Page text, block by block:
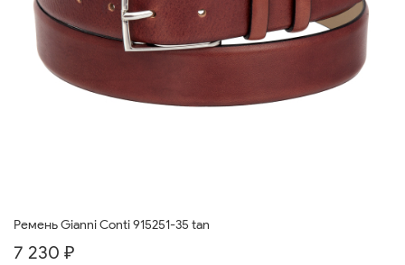
Ремень Gianni Conti 915251-35 tan
7 230 ₽